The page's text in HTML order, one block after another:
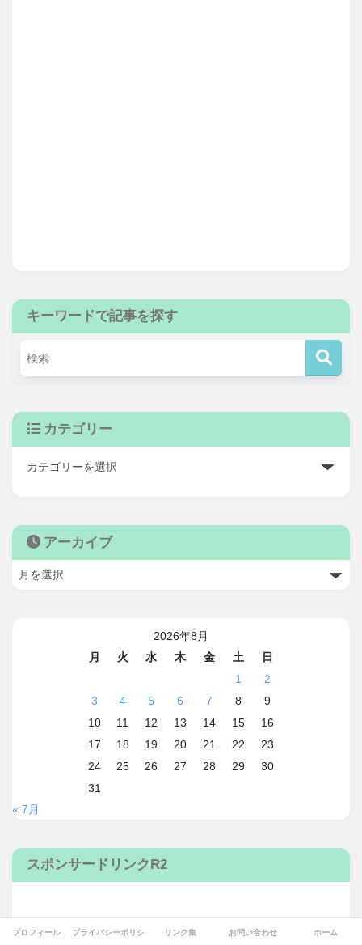
キーワードで記事を探す
カテゴリー
アーカイブ
2026年8月
月
火 水 木 金 土
日
1
2
3
4 5 6 7 8
9
10
11 12 13 14 15
16
17
18 19 20 21 22
23
24
25 26 27 28 29
30
31
« 7月
スポンサードリンクR2
プロフィール プライバシーポリシー リンク集 お問い合わせ ホーム